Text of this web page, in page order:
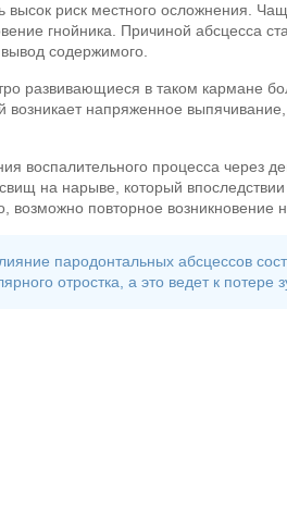
высок риск местного осложнения.
гнойника. Причиной абсцесса
содержимого.
развивающиеся в таком кармане
возникает напряженное
воспалительного процесса через
на нарыве, который
возможно повторное возникновение
пародонтальных абсцессов
отростка, а это ведет к потере